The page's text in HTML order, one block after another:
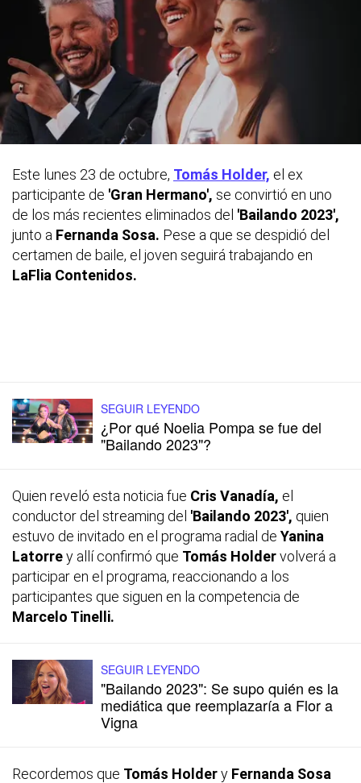
Este lunes 23 de octubre, Tomás Holder, el ex
participante de 'Gran Hermano', se convirtió en uno
de los más recientes eliminados del 'Bailando 2023',
junto a Fernanda Sosa. Pese a que se despidió del
certamen de baile, el joven seguirá trabajando en
LaFlia Contenidos.
SEGUIR LEYENDO
¿Por qué Noelia Pompa se fue del
"Bailando 2023"?
Quien reveló esta noticia fue Cris Vanadía, el
conductor del streaming del 'Bailando 2023', quien
estuvo de invitado en el programa radial de Yanina
Latorrey allí confirmó que Tomás Holdervolverá a
participar en el programa, reaccionando a los
participantes que siguen en la competencia de
Marcelo Tinelli.
SEGUIR LEYENDO
"Bailando 2023": Se supo quién es la
mediática que reemplazaría a Flor a
Vigna
Recordemos que Tomás Holdery Fernanda Sosa